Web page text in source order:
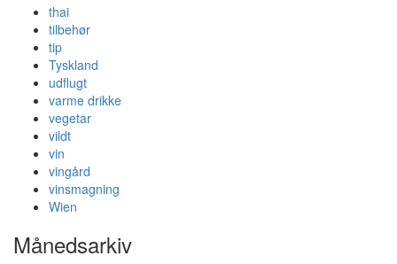
thai
tilbehør
tip
Tyskland
udflugt
varme drikke
vegetar
vildt
vin
vingård
vinsmagning
Wien
Månedsarkiv